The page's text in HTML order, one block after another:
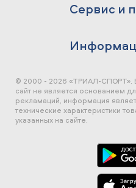
Сервис и
© 2000 - 2026 «ТРИАЛ-
сайт не является основанием
рекламаций, информация
технические характеристики
указанных на сайте.